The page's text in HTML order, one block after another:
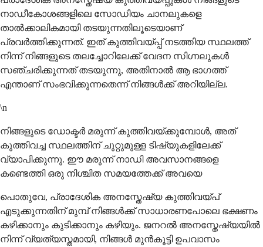
നാഡീകോശങ്ങളിലെ സോഡിയം ചാനലുകളെ
താൽക്കാലികമായി തടയുന്നതിലൂടെയാണ്
പ്രവർത്തിക്കുന്നത്. ഇത് കുത്തിവയ്പ്പ് നടത്തിയ സ്ഥലത്ത്
നിന്ന് നിങ്ങളുടെ തലച്ചോറിലേക്ക് വേദന സിഗ്നലുകൾ
സഞ്ചരിക്കുന്നത് തടയുന്നു, അതിനാൽ ആ ഭാഗത്ത്
എന്താണ് സംഭവിക്കുന്നതെന്ന് നിങ്ങൾക്ക് അറിയില്ല.
\n
നിങ്ങളുടെ ഡോക്ടർ മരുന്ന് കുത്തിവയ്ക്കുമ്പോൾ, അത്
കുത്തിവച്ച സ്ഥലത്തിന് ചുറ്റുമുള്ള ടിഷ്യുകളിലേക്ക്
വ്യാപിക്കുന്നു. ഈ മരുന്ന് നാഡി അവസാനങ്ങളെ
കണ്ടെത്തി ഒരു നിശ്ചിത സമയത്തേക്ക് അവയെ
പൊതുവേ, പ്രാദേശിക അനസ്തേഷ്യ കുത്തിവയ്പ്
എടുക്കുന്നതിന് മുമ്പ് നിങ്ങൾക്ക് സാധാരണപോലെ ഭക്ഷണം
കഴിക്കാനും കുടിക്കാനും കഴിയും. ജനറൽ അനസ്തേഷ്യയിൽ
നിന്ന് വ്യത്യസ്തമായി, നിങ്ങൾ മുൻകൂട്ടി ഉപവാസം